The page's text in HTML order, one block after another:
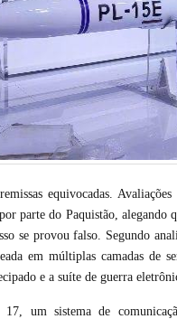
equivocadas.
parte do Paquistão, alegando
se provou falso. Segundo
em múltiplas camadas de
e a suíte de guerra
um sistema de